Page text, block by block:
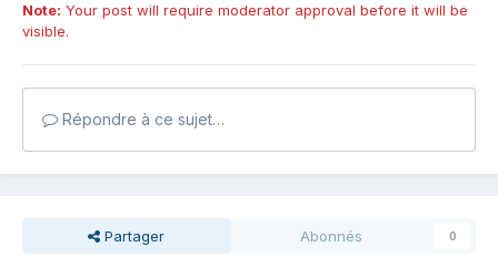
Note: Your post will require moderator approval before it will be
visible.
Répondre à ce sujet…
Partager Abonnés 0